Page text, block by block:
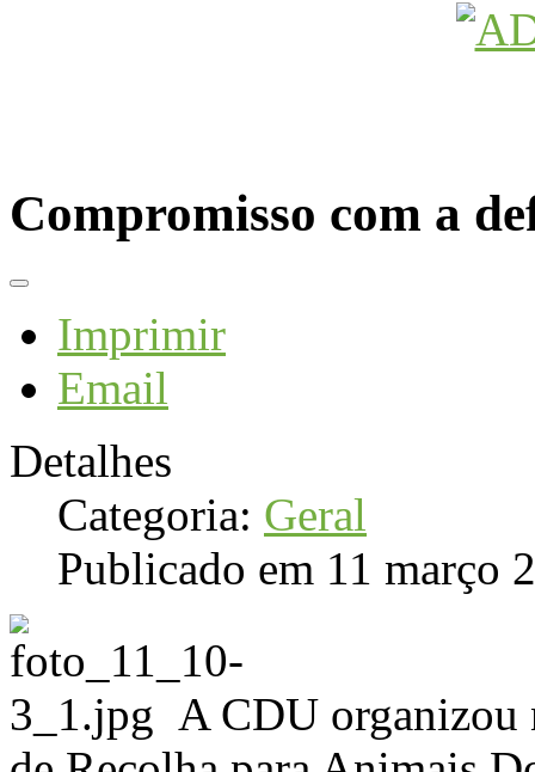
Compromisso com a
Imprimir
Email
Detalhes
Categoria: Geral
Publicado em 11 março
A CDU organizou